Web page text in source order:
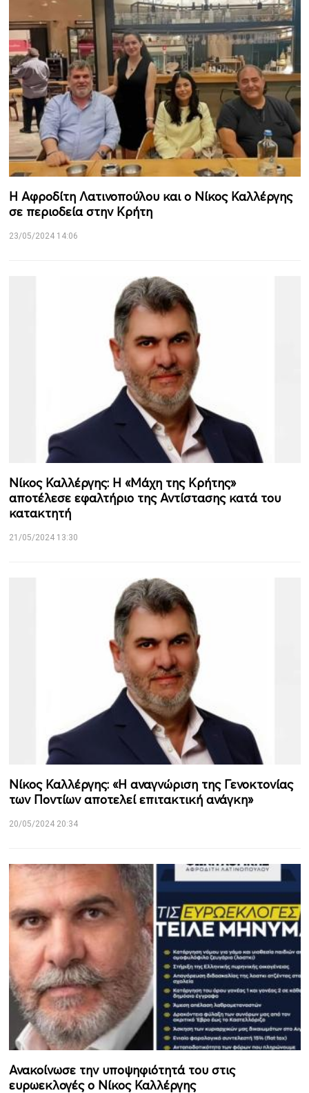
Η Αφροδίτη Λατινοπούλου και ο Νίκος Καλλέργης
σε περιοδεία στην Κρήτη
23/05/2024 14:06
Νίκος Καλλέργης: Η «Μάχη της Κρήτης»
αποτέλεσε εφαλτήριο της Αντίστασης κατά του
κατακτητή
21/05/2024 13:30
Νίκος Καλλέργης: «Η αναγνώριση της Γενοκτονίας
των Ποντίων αποτελεί επιτακτική ανάγκη»
20/05/2024 20:34
Ανακοίνωσε την υποψηφιότητά του στις
ευρωεκλογές ο Νίκος Καλλέργης